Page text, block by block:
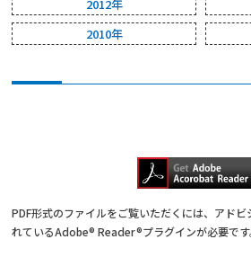
PDF形式のファイルをご覧いただくには、アド
れているAdobe® Reader®プラグインが必要です
2012年
2010年